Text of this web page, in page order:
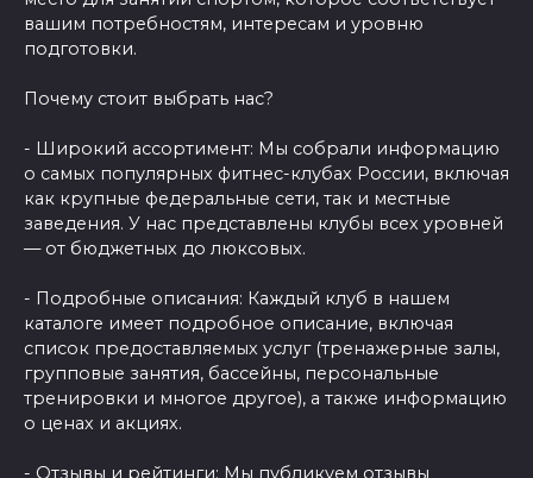
вашим потребностям, интересам и уровню
подготовки.
Почему стоит выбрать нас?
- Широкий ассортимент: Мы собрали информацию
о самых популярных фитнес-клубах России, включая
как крупные федеральные сети, так и местные
заведения. У нас представлены клубы всех уровней
— от бюджетных до люксовых.
- Подробные описания: Каждый клуб в нашем
каталоге имеет подробное описание, включая
список предоставляемых услуг (тренажерные залы,
групповые занятия, бассейны, персональные
тренировки и многое другое), а также информацию
о ценах и акциях.
- Отзывы и рейтинги: Мы публикуем отзывы